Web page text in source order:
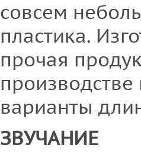
совсем
пластика.
прочая
варианты
ЗВУЧАНИЕ